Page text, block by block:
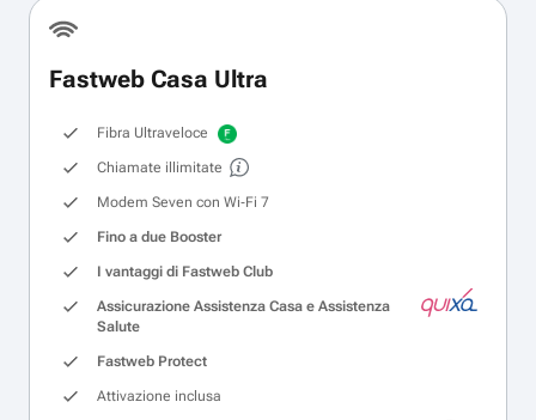
Fastweb Casa Ultra
Fibra Ultraveloce
Chiamate illimitate
Modem Seven con Wi‑Fi 7
Fino a due Booster
I vantaggi di Fastweb Club
Assicurazione Assistenza Casa e Assistenza
Salute
Fastweb Protect
Attivazione inclusa